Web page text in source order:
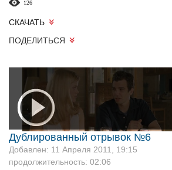
126
СКАЧАТЬ
ПОДЕЛИТЬСЯ
Дублированный отрывок №6
Добавлен: 11 Апреля 2011, 19:15
продолжительность: 02:06